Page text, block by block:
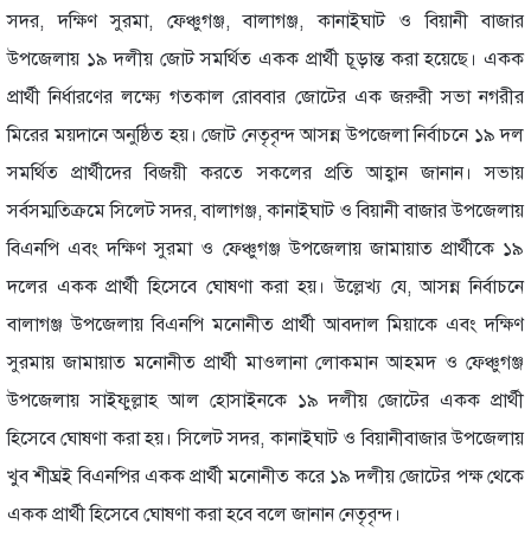
সদর, দক্ষিণ সুরমা, ফেঞ্চুগঞ্জ, বালাগঞ্জ, কানাইঘাট ও বিয়ানী বাজার
উপজেলায় ১৯ দলীয় জোট সমর্থিত একক প্রার্থী চূড়ান্ত করা হয়েছে। একক
প্রার্থী নির্ধারণের লক্ষ্যে গতকাল রোববার জোটের এক জরুরী সভা নগরীর
মিরের ময়দানে অনুষ্ঠিত হয়। জোট নেতৃবৃন্দ আসন্ন উপজেলা নির্বাচনে ১৯ দল
সমর্থিত প্রার্থীদের বিজয়ী করতে সকলের প্রতি আহ্বান জানান। সভায়
সর্বসম্মতিক্রমে সিলেট সদর, বালাগঞ্জ, কানাইঘাট ও বিয়ানী বাজার উপজেলায়
বিএনপি এবং দক্ষিণ সুরমা ও ফেঞ্চুগঞ্জ উপজেলায় জামায়াত প্রার্থীকে ১৯
দলের একক প্রার্থী হিসেবে ঘোষণা করা হয়। উল্লেখ্য যে, আসন্ন নির্বাচনে
বালাগঞ্জ উপজেলায় বিএনপি মনোনীত প্রার্থী আবদাল মিয়াকে এবং দক্ষিণ
সুরমায় জামায়াত মনোনীত প্রার্থী মাওলানা লোকমান আহমদ ও ফেঞ্চুগঞ্জ
উপজেলায় সাইফুল্লাহ আল হোসাইনকে ১৯ দলীয় জোটের একক প্রার্থী
হিসেবে ঘোষণা করা হয়। সিলেট সদর, কানাইঘাট ও বিয়ানীবাজার উপজেলায়
খুব শীঘ্রই বিএনপির একক প্রার্থী মনোনীত করে ১৯ দলীয় জোটের পক্ষ থেকে
একক প্রার্থী হিসেবে ঘোষণা করা হবে বলে জানান নেতৃবৃন্দ।